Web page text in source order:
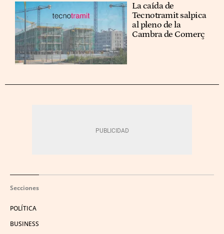
La caída de
Tecnotramit salpica
al pleno de la
Cambra de Comerç
Secciones
POLÍTICA
BUSINESS